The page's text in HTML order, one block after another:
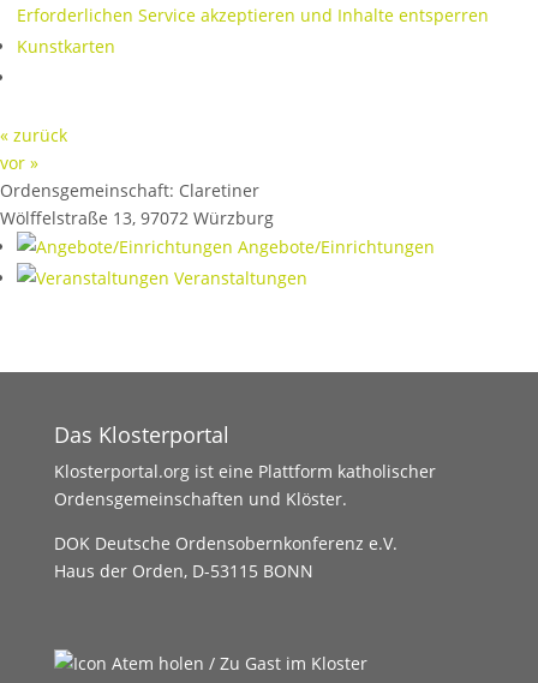
Erforderlichen Service akzeptieren und Inhalte entsperren
Kunstkarten
« zurück
vor »
Ordensgemeinschaft: Claretiner
Wölffelstraße 13, 97072 Würzburg
Angebote/Einrichtungen
Veranstaltungen
Das Klosterportal
Klosterportal.org ist eine Plattform katholischer
Ordensgemeinschaften und Klöster.
DOK Deutsche Ordensobernkonferenz e.V.
Haus der Orden, D-53115 BONN